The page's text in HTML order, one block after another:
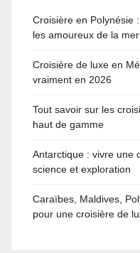
Croisière en Polynésie
les amoureux de la mer
Croisière de luxe en
vraiment en 2026
Tout savoir sur les
haut de gamme
Antarctique : vivre une
science et exploration
Caraïbes, Maldives,
pour une croisière de